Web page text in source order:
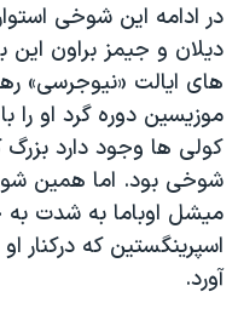
در ادامه این شوخی
دیلان و جیمز براون این
های ایالت «نیوجرسی»
موزیسین دوره گرد او
کولی ها وجود دارد بزرگ
شوخی بود. اما همین
میشل اوباما به شدت
اسپرینگستین که
آورد.